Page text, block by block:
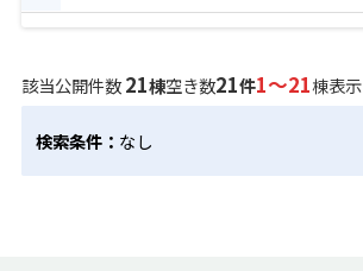
該当公開件数21棟空き数21件1～21棟表示
検索条件： なし